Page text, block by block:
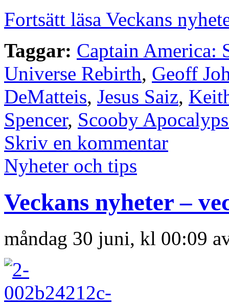
Fortsätt läsa Veckans
Taggar: Captain America:
Universe Rebirth, Geoff
DeMatteis, Jesus Saiz,
Spencer, Scooby
Skriv en kommentar
Nyheter och tips
Veckans nyheter –
måndag 30 juni, kl 00:09